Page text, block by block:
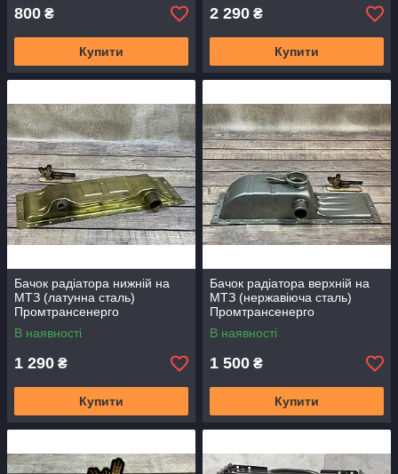
800 ₴
Купити
2 290 ₴
Купити
Бачок радіатора нижній на
МТЗ (латунна сталь)
Промтрансенерго
В наявності
1 290 ₴
Купити
Бачок радіатора верхній на
МТЗ (нержавіюча сталь)
Промтрансенерго
В наявності
1 500 ₴
Купити